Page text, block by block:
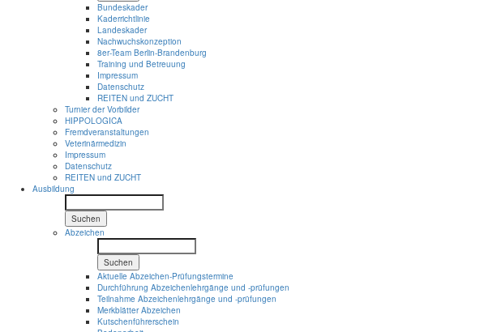
Bundeskader
Kaderrichtlinie
Landeskader
Nachwuchskonzeption
8er-Team Berlin-Brandenburg
Training und Betreuung
Impressum
Datenschutz
REITEN und ZUCHT
Turnier der Vorbilder
HIPPOLOGICA
Fremdveranstaltungen
Veterinärmedizin
Impressum
Datenschutz
REITEN und ZUCHT
Ausbildung
Suchen
Abzeichen
Suchen
Aktuelle Abzeichen-Prüfungstermine
Durchführung Abzeichenlehrgänge und -prüfungen
Teilnahme Abzeichenlehrgänge und -prüfungen
Merkblätter Abzeichen
Kutschenführerschein